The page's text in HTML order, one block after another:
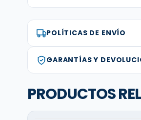
POLÍTICAS DE ENVÍO
GARANTÍAS Y
PRODUCTOS